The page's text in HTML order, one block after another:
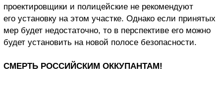
проектировщики и полицейские не рекомендуют
его установку на этом участке. Однако если принятых
мер будет недостаточно, то в перспективе его можно
будет установить на новой полосе безопасности.
СМЕРТЬ РОССИЙСКИМ ОККУПАНТАМ!